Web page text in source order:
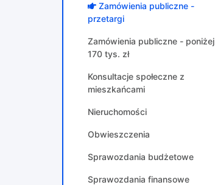
Zamówienia publiczne -
przetargi
Zamówienia publiczne - poniżej
170 tys. zł
Konsultacje społeczne z
mieszkańcami
Nieruchomości
Obwieszczenia
Sprawozdania budżetowe
Sprawozdania finansowe